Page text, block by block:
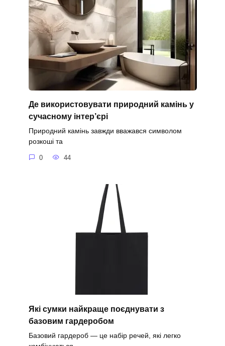
Де використовувати природний камінь у
сучасному інтер’єрі
Природний камінь завжди вважався символом
розкоші та
0 44
Які сумки найкраще поєднувати з
базовим гардеробом
Базовий гардероб — це набір речей, які легко